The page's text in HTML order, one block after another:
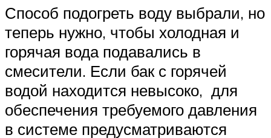
Способ подогреть воду выбрали, но
теперь нужно, чтобы холодная и
горячая вода подавались в
смесители. Если бак с горячей
водой находится невысоко, для
обеспечения требуемого давления
в системе предусматриваются